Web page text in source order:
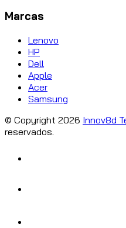
Marcas
Lenovo
HP
Dell
Apple
Acer
Samsung
© Copyright 2026 Innov8d
reservados.